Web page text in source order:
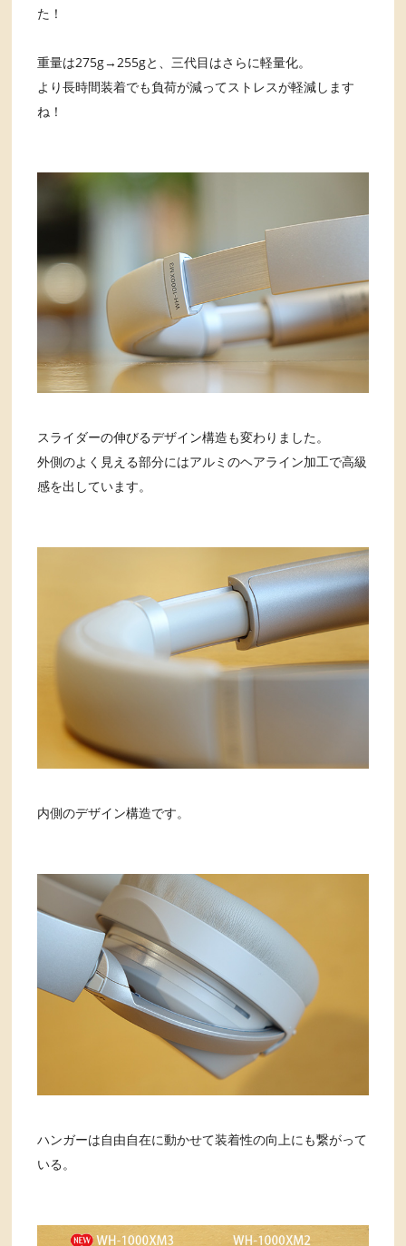
た！
重量は275g→255gと、三代目はさらに軽量化。
より長時間装着でも負荷が減ってストレスが軽減します
ね！
スライダーの伸びるデザイン構造も変わりました。
外側のよく見える部分にはアルミのヘアライン加工で高級
感を出しています。
内側のデザイン構造です。
ハンガーは自由自在に動かせて装着性の向上にも繋がって
いる。